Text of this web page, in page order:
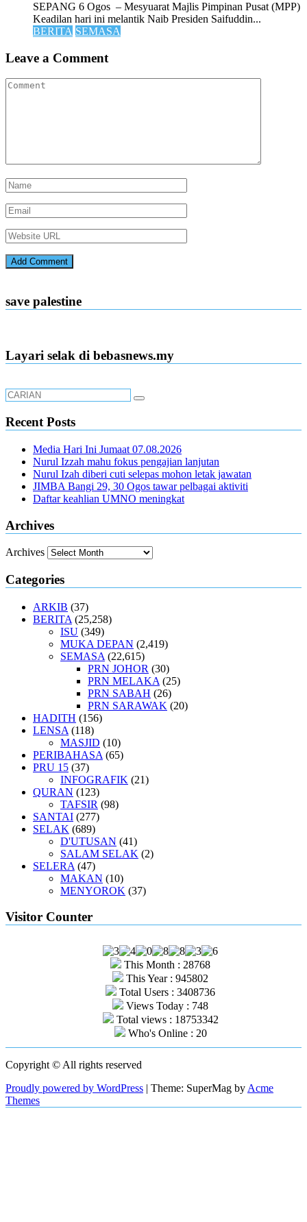
SEPANG 6 Ogos – Mesyuarat Majlis Pimpinan Pusat (MPP)
Keadilan hari ini melantik Naib Presiden Saifuddin...
BERITA SEMASA
Leave a Comment
save palestine
Layari selak di bebasnews.my
Recent Posts
Media Hari Ini Jumaat 07.08.2026
Nurul Izzah mahu fokus pengajian lanjutan
Nurul Izah diberi cuti selepas mohon letak jawatan
JIMBA Bangi 29, 30 Ogos tawar pelbagai aktiviti
Daftar keahlian UMNO meningkat
Archives
Archives
Categories
ARKIB (37)
BERITA (25,258)
ISU (349)
MUKA DEPAN (2,419)
SEMASA (22,615)
PRN JOHOR (30)
PRN MELAKA (25)
PRN SABAH (26)
PRN SARAWAK (20)
HADITH (156)
LENSA (118)
MASJID (10)
PERIBAHASA (65)
PRU 15 (37)
INFOGRAFIK (21)
QURAN (123)
TAFSIR (98)
SANTAI (277)
SELAK (689)
D'UTUSAN (41)
SALAM SELAK (2)
SELERA (47)
MAKAN (10)
MENYOROK (37)
Visitor Counter
This Month : 28768
This Year : 945802
Total Users : 3408736
Views Today : 748
Total views : 18753342
Who's Online : 20
Copyright © All rights reserved
Proudly powered by WordPress | Theme: SuperMag by Acme
Themes